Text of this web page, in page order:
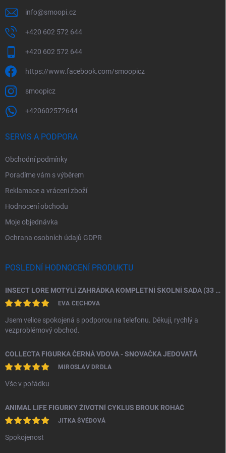
info@smoopi.cz
+420 602 572 644
+420 602 572 644
https://www.facebook.com/smoopicz
smoopicz
+420602572644
SERVIS A PODPORA
Obchodní podmínky
Poradíme vám s výběrem
Reklamace a vrácení zboží
Hodnocení obchodu
Moje objednávka
Ochrana osobních údajů GDPR
POSLEDNÍ HODNOCENÍ PRODUKTU
INSECT LORE MOTÝLÍ ZAHRÁDKA KOMPLETNÍ ŠKOLNÍ SADA (33 HOUSENEK)
EVA ČECHOVÁ
Jsem velice spokojená s podporou na telefonu. Děkuji, rychlý a
vezproblémový obchod.
COLLECTA FIGURKA ČERNÁ VDOVA - SNOVAČKA JEDOVATÁ
MIROSLAV DRDLA
Vše v pořádku
ANIMAL LIFE FIGURKY ŽIVOTNÍ CYKLUS BROUK ROHÁČ
JITKA ŠVÉDOVÁ
Spokojenost